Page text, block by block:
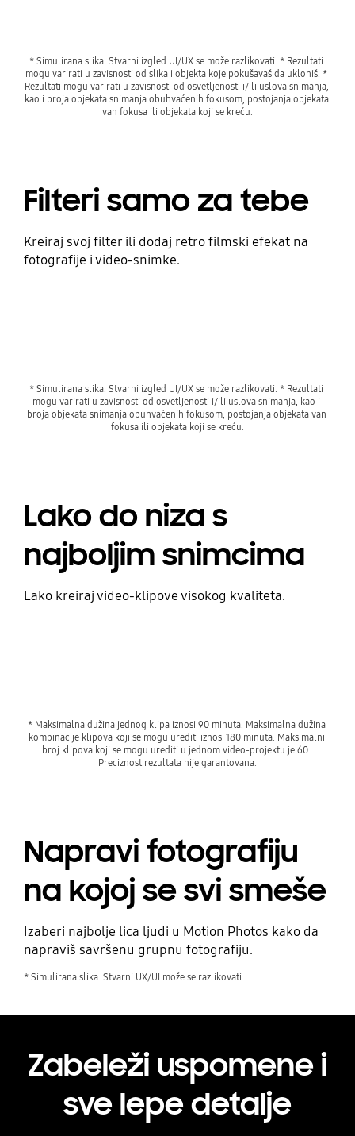
* Simulirana slika. Stvarni izgled UI/UX se može razlikovati. * Rezultati
mogu varirati u zavisnosti od slika i objekta koje pokušavaš da ukloniš. *
Rezultati mogu varirati u zavisnosti od osvetljenosti i/ili uslova snimanja,
kao i broja objekata snimanja obuhvaćenih fokusom, postojanja objekata
van fokusa ili objekata koji se kreću.
Filteri samo za tebe
Kreiraj svoj filter ili dodaj retro filmski efekat na
fotografije i video-snimke.
* Simulirana slika. Stvarni izgled UI/UX se može razlikovati. * Rezultati
mogu varirati u zavisnosti od osvetljenosti i/ili uslova snimanja, kao i
broja objekata snimanja obuhvaćenih fokusom, postojanja objekata van
fokusa ili objekata koji se kreću.
Lako do niza s
najboljim snimcima
Lako kreiraj video-klipove visokog kvaliteta.
* Maksimalna dužina jednog klipa iznosi 90 minuta. Maksimalna dužina
kombinacije klipova koji se mogu urediti iznosi 180 minuta. Maksimalni
broj klipova koji se mogu urediti u jednom video-projektu je 60.
Preciznost rezultata nije garantovana.
Napravi fotografiju
na kojoj se svi smeše
Izaberi najbolje lica ljudi u Motion Photos kako da
napraviš savršenu grupnu fotografiju.
* Simulirana slika. Stvarni UX/UI može se razlikovati.
Zabeleži uspomene i
sve lepe detalje